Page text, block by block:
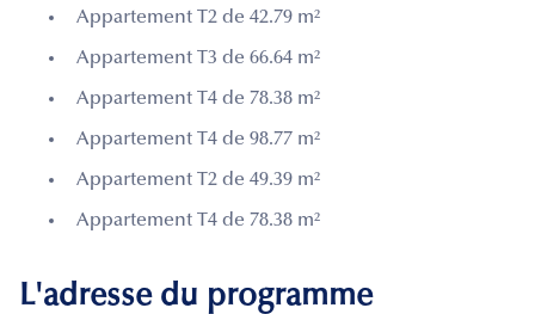
Appartement T2 de 42.79 m²
Appartement T3 de 66.64 m²
Appartement T4 de 78.38 m²
Appartement T4 de 98.77 m²
Appartement T2 de 49.39 m²
Appartement T4 de 78.38 m²
L'adresse du programme